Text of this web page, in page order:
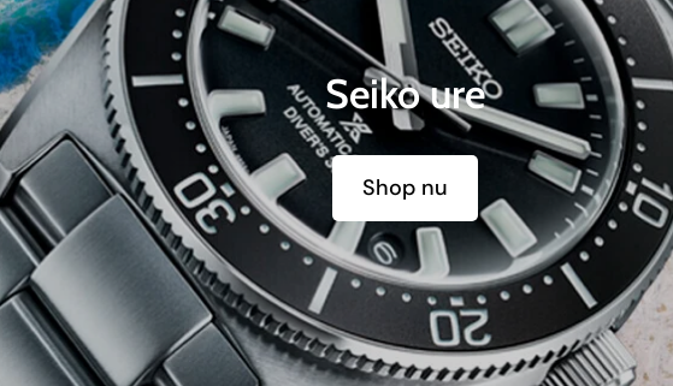
Seiko ure
Shop nu